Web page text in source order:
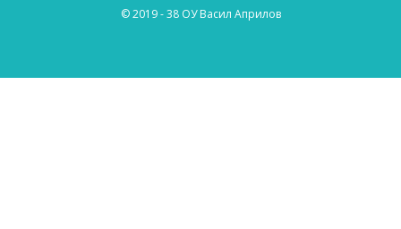
© 2019 - 38 ОУ Васил Априлов